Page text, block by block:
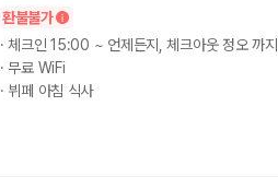
환불불가
·체크인 15:00 ~ 언제든지, 체크아웃 정오 까지
· 무료 WiFi
· 뷔페 아침 식사